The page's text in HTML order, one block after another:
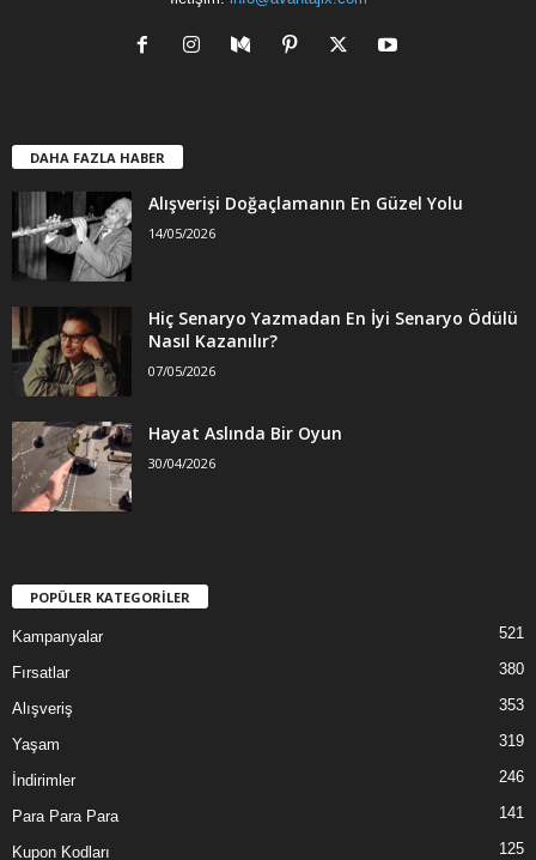
DAHA FAZLA HABER
Alışverişi Doğaçlamanın En Güzel Yolu
14/05/2026
Hiç Senaryo Yazmadan En İyi Senaryo Ödülü
Nasıl Kazanılır?
07/05/2026
Hayat Aslında Bir Oyun
30/04/2026
POPÜLER KATEGORİLER
Kampanyalar 521
Fırsatlar 380
Alışveriş 353
Yaşam 319
İndirimler 246
Para Para Para 141
Kupon Kodları 125